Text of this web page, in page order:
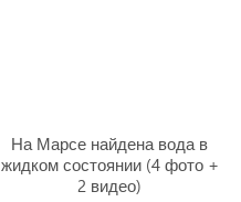
На Марсе найдена вода в
жидком состоянии (4 фото +
2 видео)